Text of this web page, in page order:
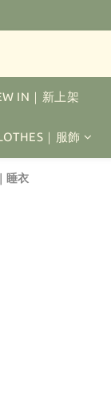
IN｜新上架
｜服飾
睡衣